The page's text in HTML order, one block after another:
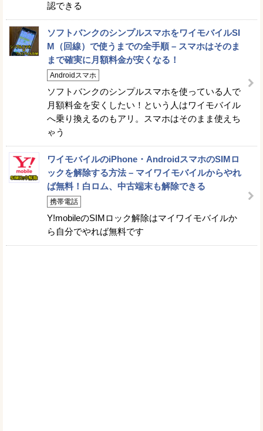
認できる
ソフトバンクのシンプルスマホをワイモバイルSI
M（回線）で使うまでの全手順 – スマホはそのま
まで確実に月額料金が安くなる！
Androidスマホ
ソフトバンクのシンプルスマホを使っている人で
月額料金を安くしたい！という人はワイモバイル
へ乗り換えるのもアリ。スマホはそのまま使えち
ゃう
ワイモバイルのiPhone・AndroidスマホのSIMロ
ックを解除する方法 – マイワイモバイルからやれ
ば無料！白ロム、中古端末も解除できる
携帯電話
Y!mobileのSIMロック解除はマイワイモバイルか
ら自分でやれば無料です